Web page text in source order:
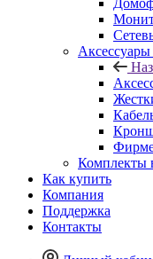
Аксессуары
Комплекты
Как купить
Компания
Поддержка
Контакты